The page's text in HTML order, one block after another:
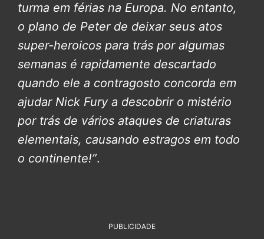
turma em férias na Europa. No entanto,
o plano de Peter de deixar seus atos
super-heroicos para trás por algumas
semanas é rapidamente descartado
quando ele a contragosto concorda em
ajudar Nick Fury a descobrir o mistério
por trás de vários ataques de criaturas
elementais, causando estragos em todo
o continente!”.
PUBLICIDADE